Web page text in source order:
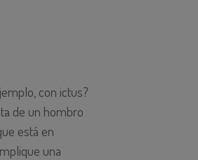
con ictus?
de un hombro
está en
una